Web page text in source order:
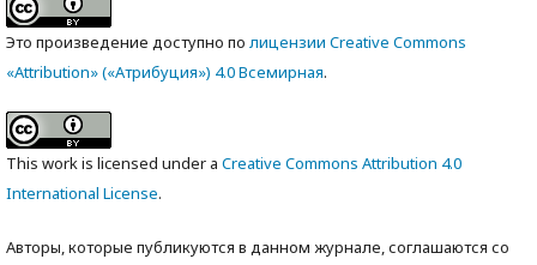
Это произведение доступно по лицензии Creative Commons
«Attribution» («Атрибуция») 4.0 Всемирная.
This work is licensed under a Creative Commons Attribution 4.0
International License.
Авторы, которые публикуются в данном журнале, соглашаются со